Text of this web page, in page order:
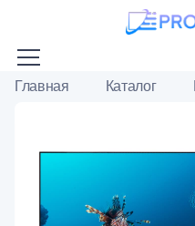
Главная Каталог